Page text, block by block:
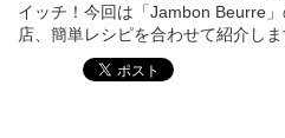
イッチ！今回は「Jambon Beurre
店、簡単レシピを合わせて紹介しま